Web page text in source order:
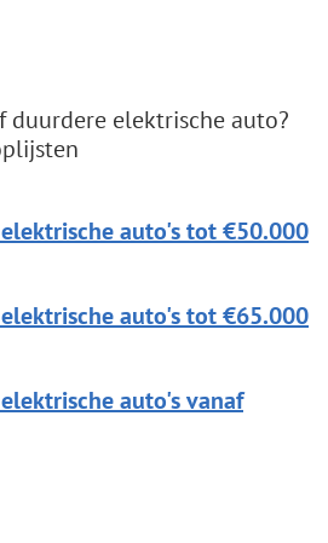
duurdere elektrische auto?
auto's tot €50.000
auto's tot €65.000
auto's vanaf